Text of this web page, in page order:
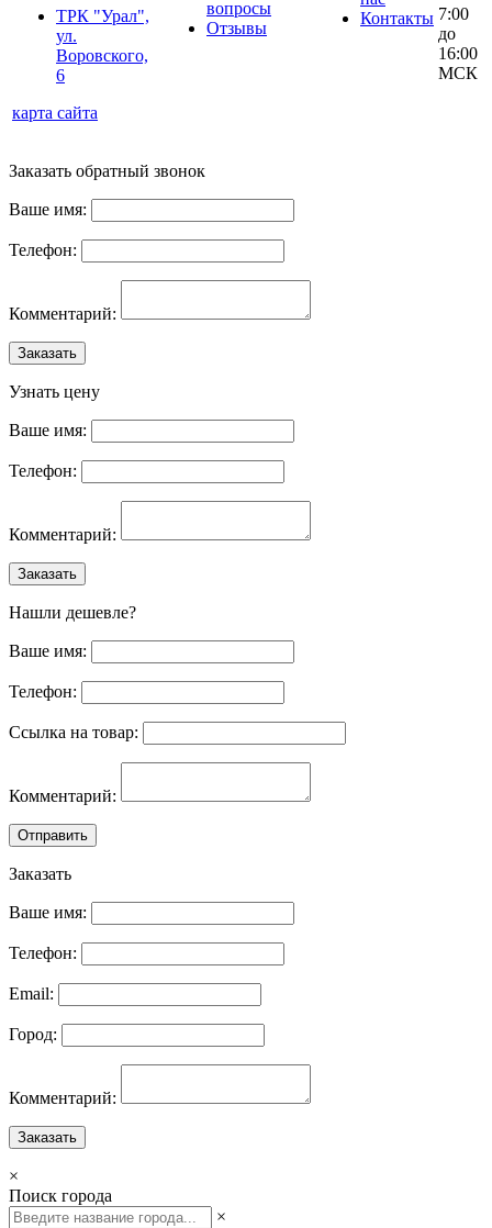
ТРК "Урал",
ул.
Воровского,
6
карта сайта
вопросы
Отзывы
Контакты 7:00
до
16:00
МСК
Заказать обратный звонок
Ваше имя:
Телефон:
Комментарий:
Заказать
Узнать цену
Ваше имя:
Телефон:
Комментарий:
Заказать
Нашли дешевле?
Ваше имя:
Телефон:
Ссылка на товар:
Комментарий:
Отправить
Заказать
Ваше имя:
Телефон:
Email:
Город:
Комментарий:
Заказать
×
Поиск города
×